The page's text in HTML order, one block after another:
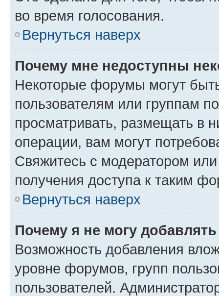
во время голосования.
Вернуться наверх
Почему мне недоступны
Некоторые форумы могут
пользователям или группам
просматривать, размещать в
операции, вам могут
Свяжитесь с модератором
получения доступа к таким
Вернуться наверх
Почему я не могу
Возможность добавления
уровне форумов, групп
пользователей.